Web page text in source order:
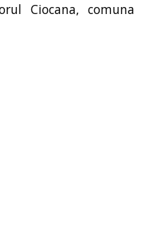
Ciocana, comuna